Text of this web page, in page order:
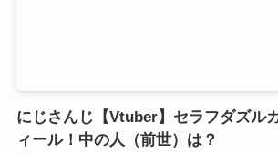
にじさんじ【Vtuber】セラフダズル
ィール！中の人（前世）は？